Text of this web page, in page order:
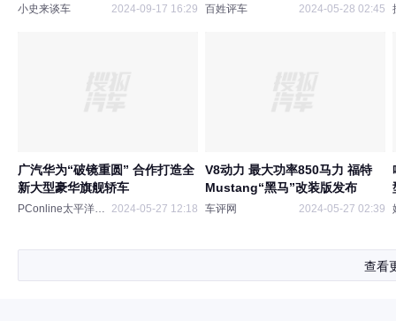
轮毂
小史来谈车 2024-09-17 16:29 百姓评车 2024-05-28 02:45
广汽华为“破镜重圆” 合作打造全
新大型豪华旗舰轿车
PConline太平洋科技 2024-05-27 12:18
V8动力 最大功率850马力 福特
Mustang“黑马”改装版发布
车评网 2024-05-27 02:39
查看